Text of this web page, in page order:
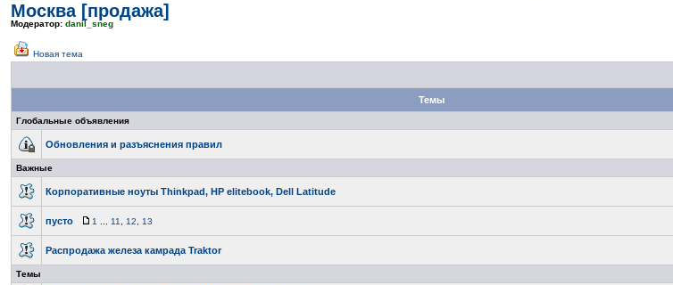
Москва [продажа]
Модератор: danil_sneg
Новая тема
Темы
Глобальные объявления
Обновления и разъяснения правил
Важные
Корпоративные ноуты Thinkpad, HP elitebook, Dell Latitude
пусто 1 11 12 13
Распродажа железа камрада Traktor
Темы